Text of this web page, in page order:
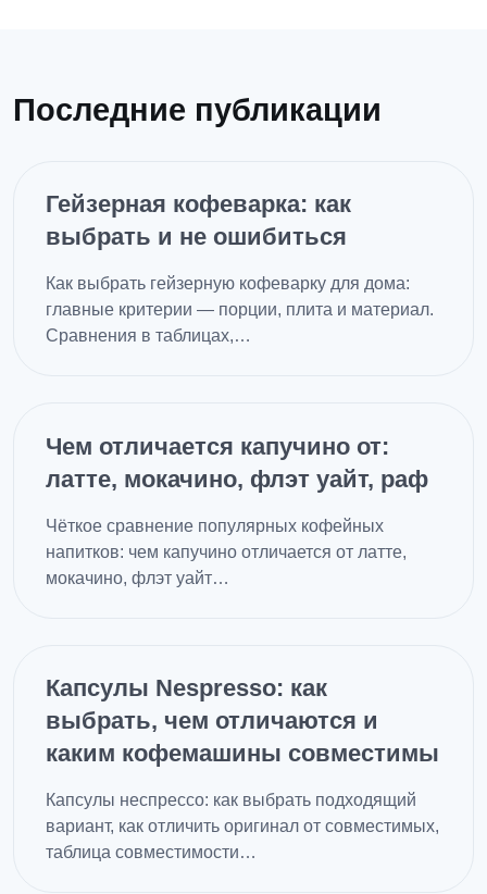
Последние публикации
Гейзерная кофеварка: как
выбрать и не ошибиться
Как выбрать гейзерную кофеварку для дома:
главные критерии — порции, плита и материал.
Сравнения в таблицах,…
Чем отличается капучино от:
латте, мокачино, флэт уайт, раф
Чёткое сравнение популярных кофейных
напитков: чем капучино отличается от латте,
мокачино, флэт уайт…
Капсулы Nespresso: как
выбрать, чем отличаются и
каким кофемашины совместимы
Капсулы неспрессо: как выбрать подходящий
вариант, как отличить оригинал от совместимых,
таблица совместимости…